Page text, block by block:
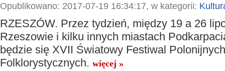
Opublikowano: 2017-07-19 16:34:17, w kategorii:
RZESZÓW. Przez tydzień, między 19 a 26
Rzeszowie i kilku innych miastach
będzie się XVII Światowy Festiwal
Folklorystycznych. więcej »